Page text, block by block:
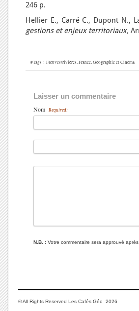
246 p.
Hellier E., Carré C., Dupont N.,
gestions et enjeux territoriaux,
#Tags : Fleuves/rivières,France,Géographie et Cinéma
Laisser un commentaire
Nom Required:
N.B. : Votre commentaire sera approuvé
© All Rights Reserved Les Cafés Géo 2026